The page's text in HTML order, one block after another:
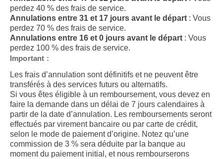
perdez 40 % des frais de service.
Annulations entre 31 et 17 jours avant le départ : Vous
perdez 70 % des frais de service.
Annulations entre 16 et 0 jours avant le départ : Vous
perdez 100 % des frais de service.
Important :
Les frais d’annulation sont définitifs et ne peuvent être
transférés à des services futurs ou alternatifs.
Si vous êtes éligible à un remboursement, vous devez en
faire la demande dans un délai de 7 jours calendaires à
partir de la date d’annulation. Les remboursements seront
effectués par virement bancaire ou par carte de crédit,
selon le mode de paiement d’origine. Notez qu’une
commission de 3 % sera déduite par la banque au
moment du paiement initial, et nous rembourserons